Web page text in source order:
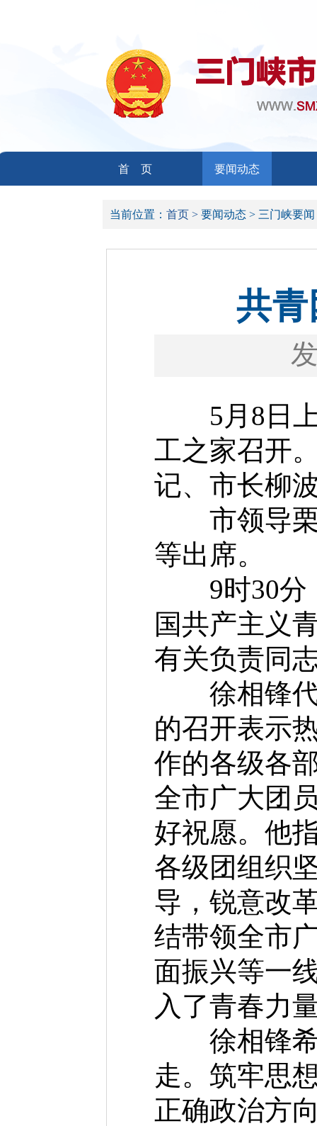
首 页 要闻动态
当前位置： 首页 > 要闻动态 > 三门峡要
共
5月8日上
工之家召开
记、市长柳
市领导栗
等出席。
9时30分，
国共产主义
有关负责同
徐相锋代
的召开表示
作的各级各
全市广大团
好祝愿。他
各级团组织
导，锐意改
结带领全市
面振兴等一
入了青春力
徐相锋希
走。筑牢思
正确政治方